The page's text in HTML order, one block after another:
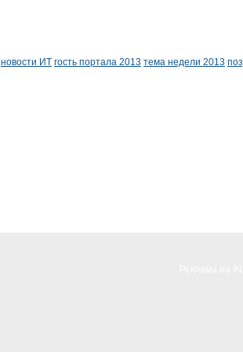
новости ИТ гость портала 2013 тема недели 2013